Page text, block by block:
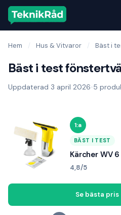
Hem / Hus & Vitvaror / Bäst i
Bäst i test
Uppdaterad 3 april 2026•5
1:a
BÄST I TEST
Kärcher WV 6
4,8/5
Se bästa pris